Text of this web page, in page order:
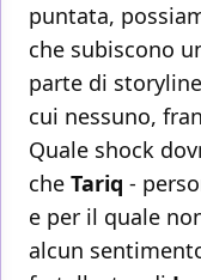
puntata,
che subiscono
parte di
cui nessuno,
Quale shock
che Tariq -
e per il quale
alcun